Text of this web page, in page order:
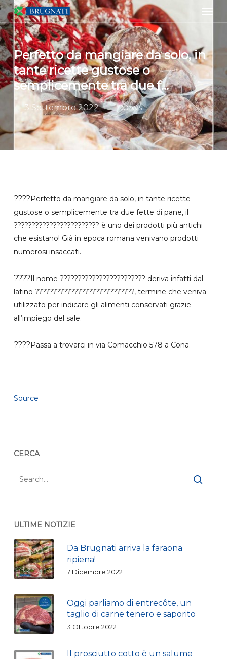
Skip
to
main
content
Perfetto da mangiare da solo, in
tante ricette gustose o
semplicemente tra due f…
3 Settembre 2022 News
????Perfetto da mangiare da solo, in tante ricette
gustose o semplicemente tra due fette di pane, il
???????????????????????? è uno dei prodotti più antichi
che esistano! Già in epoca romana venivano prodotti
numerosi insaccati.
????Il nome ???????????????????????? deriva infatti dal
latino ????????????????????????????, termine che veniva
utilizzato per indicare gli alimenti conservati grazie
all’impiego del sale.
????Passa a trovarci in via Comacchio 578 a Cona.
Source
CERCA
ULTIME NOTIZIE
Da Brugnati arriva la faraona
ripiena!
7 Dicembre 2022
Oggi parliamo di entrecôte, un
taglio di carne tenero e saporito
3 Ottobre 2022
Il prosciutto cotto è un salume